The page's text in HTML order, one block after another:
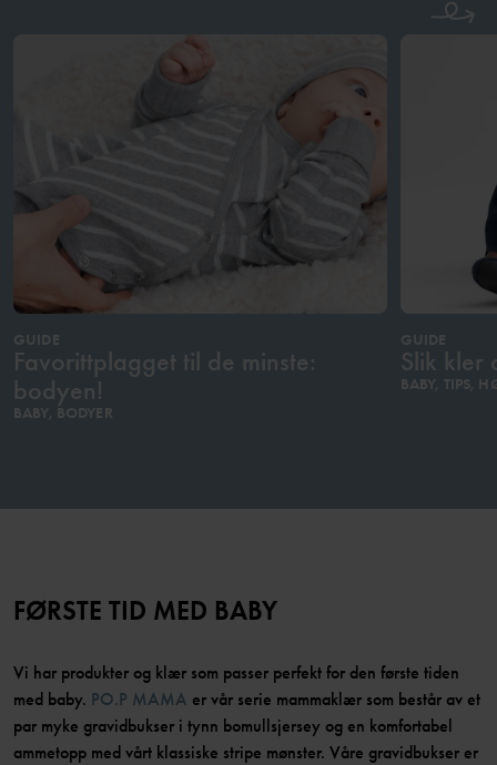
GUIDE
Favorittplagget til de minste:
bodyen!
BABY, BODYER
GUIDE
Slik kler
BABY, TIPS,
FØRSTE TID MED BABY
Vi har produkter og klær som passer perfekt for den første tiden
med baby. PO.P MAMA er vår serie mammaklær som består av et
par myke gravidbukser i tynn bomullsjersey og en komfortabel
ammetopp med vårt klassiske stripe mønster. Våre gravidbukser er